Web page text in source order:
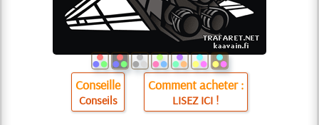
Conseille
Conseils
Comment acheter :
LISEZ ICI !